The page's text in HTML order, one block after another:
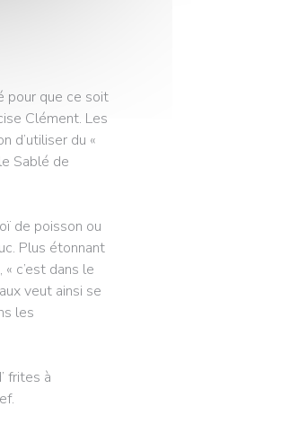
pour que ce soit
Clément. Les
d’utiliser du «
Sablé de
de poisson ou
Plus étonnant
c’est dans le
veut ainsi se
les
frites à